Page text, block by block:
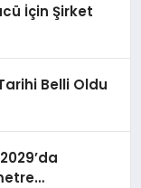
İçin Şirket
Belli Oldu